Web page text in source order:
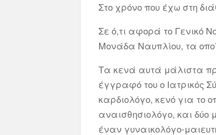
Στο χρόνο που έχω στη
Σε ό,τι αφορά το Γενικό
Μονάδα Ναυπλίου, τα
Τα κενά αυτά μάλιστα
έγγραφό του ο Ιατρικός
καρδιολόγο, κενό για το
αναισθησιολόγο, και δύο
έναν γυναικολόγο-